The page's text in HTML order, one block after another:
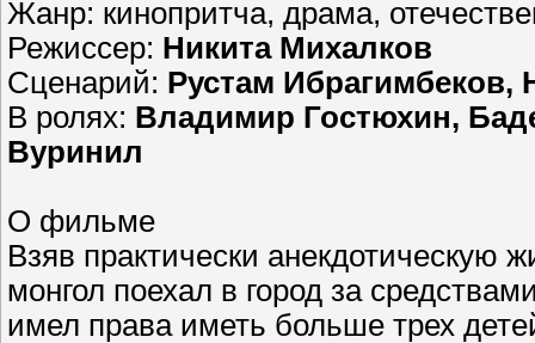
Жанр: кинопритча, драма,
Режиссер: Никита Михалков
Сценарий: Рустам Ибрагимбеков,
В ролях: Владимир Гостюхин,
Вуринил
О фильме
Взяв практически анекдотическую
монгол поехал в город за
имел права иметь больше трех